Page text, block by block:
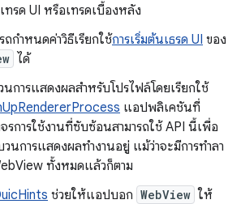
ทรด UI หรือเทรดเบื้องหลัง
กำหนดค่าวิธีเรียกใช้การเริ่มต้นเธรด UI ของ
ได้
นการแสดงผลสำหรับโปรไฟล์โดยเรียกใช้
แอปพลิเคชันที่
รการใช้งานที่ซับซ้อนสามารถใช้ API นี้เพื่อ
นการแสดงผลทำงานอยู่ แม้ว่าจะมีการทำลา
ทั้งหมดแล้วก็ตาม
ช่วยให้แอปบอก WebView ให้